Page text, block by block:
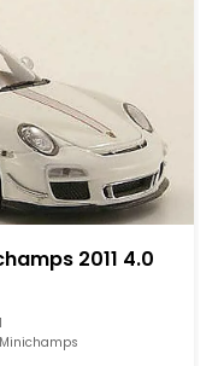
2011 4.0
Minichamps